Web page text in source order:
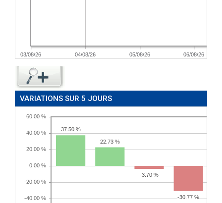
03/08/26 04/08/26 05/08/26 06/08/26
VARIATIONS SUR 5 JOURS